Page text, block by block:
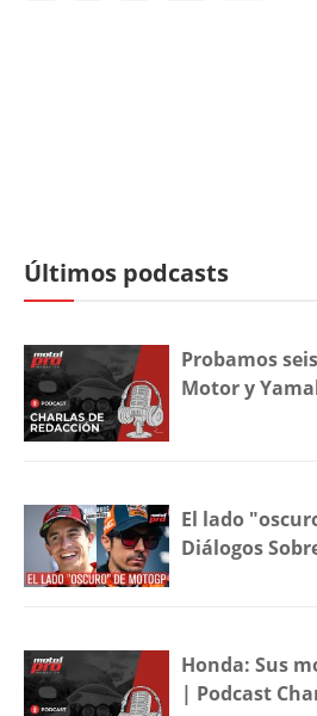
Últimos podcasts
Probamos
Motor y
El lado
Diálogos
Honda: Sus
| Podcast